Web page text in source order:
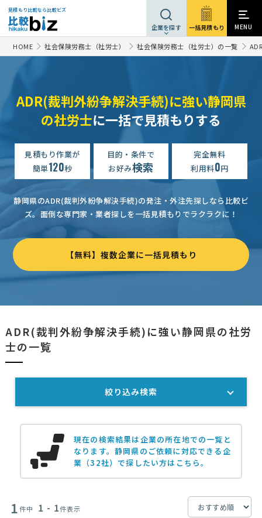
見積もり比較なら比較ビズ
企業を探す 一括見積もり MENU
HOME 社会保険労務士（社労士） 社会保険労務士（社労士）の一覧
ADR(裁判外紛争解決手続)に強い静岡県
の社労士に一括で見積もりする
見積もり作業が
簡単120秒
目的・条件で
お好み検索
完全無料
利用料0円
静岡県のADR(裁判外紛争解決手続)の発注・外注先探しなら比較ビ
ズ。 面倒な専門家・業者探しを一括見積もりでラクラクに！
【無料】複数企業に一括見積もり
ADR(裁判外紛争解決手続)に強い静岡県の社労
士の一覧
現在の検索結果は企業の所在地での一覧と
なります。静岡県のご依頼に対応できる企
業（32社）で探したい方はこちら。
1件中 1 - 1件表示
絞り込み検索